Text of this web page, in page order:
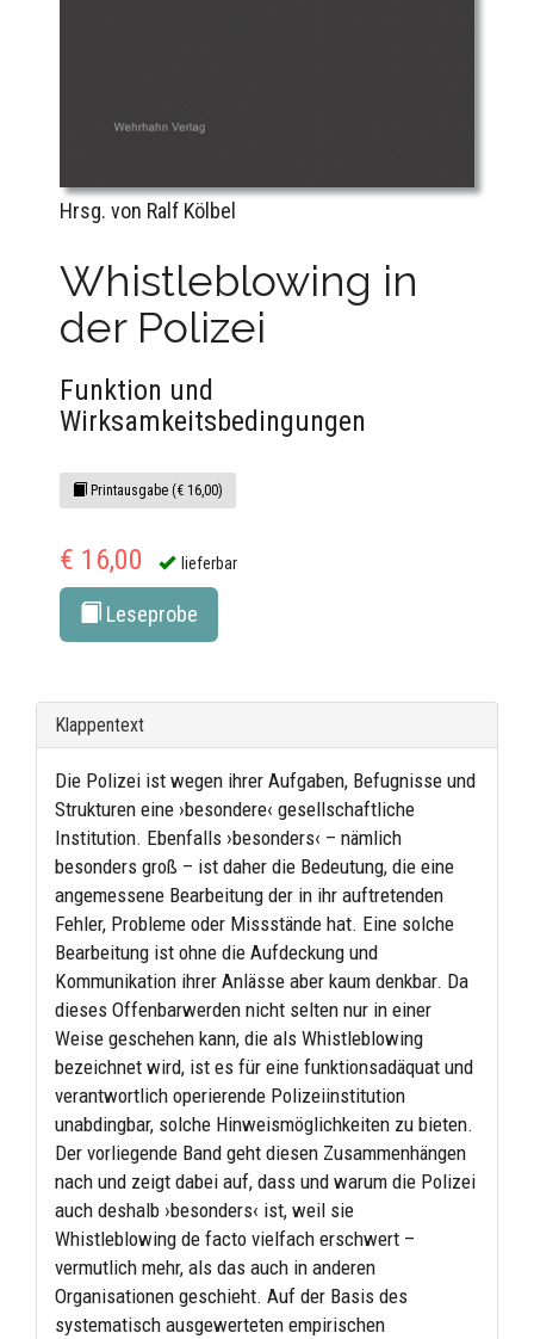
Hrsg. von Ralf Kölbel
Whistleblowing in
der Polizei
Funktion und
Wirksamkeitsbedingungen
Printausgabe (€ 16,00)
€ 16,00 lieferbar
Leseprobe
Klappentext
Die Polizei ist wegen ihrer Aufgaben, Befugnisse und
Strukturen eine ›besondere‹ gesellschaftliche
Institution. Ebenfalls ›besonders‹ – nämlich
besonders groß – ist daher die Bedeutung, die eine
angemessene Bearbeitung der in ihr auftretenden
Fehler, Probleme oder Missstände hat. Eine solche
Bearbeitung ist ohne die Aufdeckung und
Kommunikation ihrer Anlässe aber kaum denkbar. Da
dieses Offenbarwerden nicht selten nur in einer
Weise geschehen kann, die als Whistleblowing
bezeichnet wird, ist es für eine funktionsadäquat und
verantwortlich operierende Polizeiinstitution
unabdingbar, solche Hinweismöglichkeiten zu bieten.
Der vorliegende Band geht diesen Zusammenhängen
nach und zeigt dabei auf, dass und warum die Polizei
auch deshalb ›besonders‹ ist, weil sie
Whistleblowing de facto vielfach erschwert –
vermutlich mehr, als das auch in anderen
Organisationen geschieht. Auf der Basis des
systematisch ausgewerteten empirischen